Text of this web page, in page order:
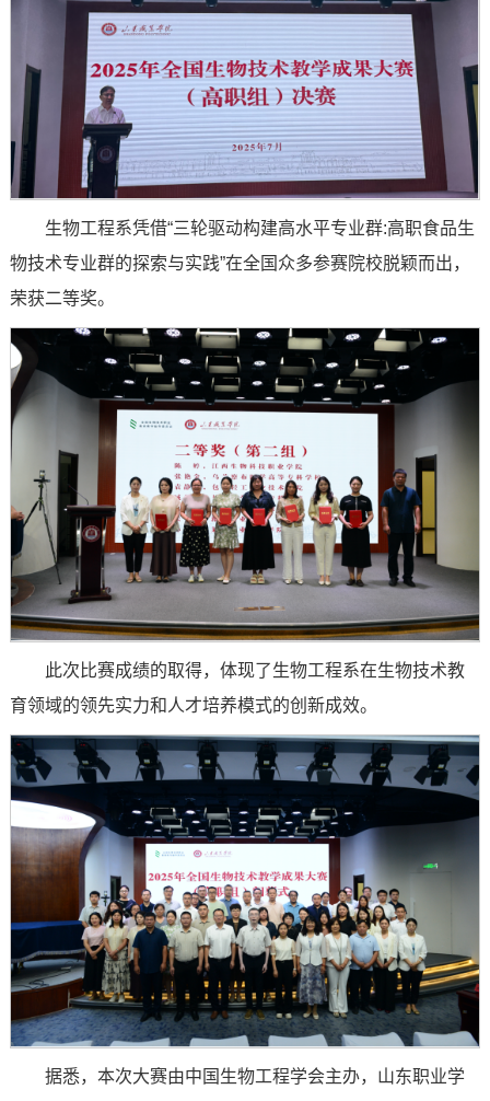
生物工程系凭借“三轮驱动构建高水平专业群:高职食品生
物技术专业群的探索与实践”在全国众多参赛院校脱颖而出，
荣获二等奖。
此次比赛成绩的取得，体现了生物工程系在生物技术教
育领域的领先实力和人才培养模式的创新成效。
据悉，本次大赛由中国生物工程学会主办，山东职业学